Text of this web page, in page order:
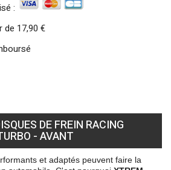
:
de 17,90 €
DE FREIN RACING
- AVANT
et adaptés peuvent faire la